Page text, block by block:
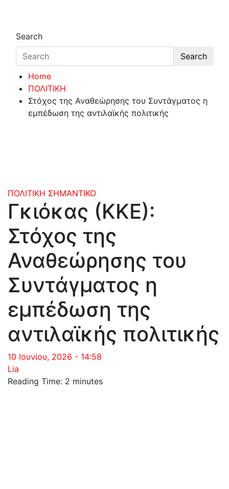
Search
Search
Home
ΠΟΛΙΤΙΚΗ
Στόχος της Αναθεώρησης του Συντάγματος η
εμπέδωση της αντιλαϊκής πολιτικής
ΠΟΛΙΤΙΚΗ ΣΗΜΑΝΤΙΚΟ
Γκιόκας (ΚΚΕ):
Στόχος της
Αναθεώρησης του
Συντάγματος η
εμπέδωση της
αντιλαϊκής πολιτικής
10 Ιουνίου, 2026 - 14:58
Lia
Reading Time: 2 minutes